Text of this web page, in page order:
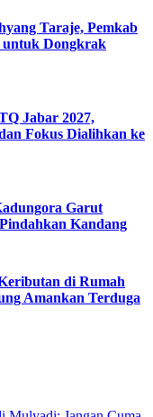
Taraje, Pemkab
untuk Dongkrak
Jabar 2027,
Fokus Dialihkan ke
Garut
Kandang
di Rumah
Amankan Terduga